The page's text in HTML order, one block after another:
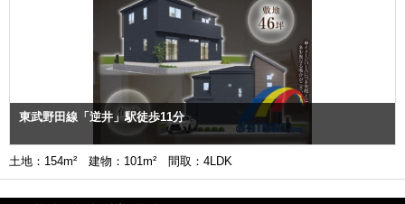
東武野田線「逆井」駅徒歩11分
土地：154m² 建物：101m² 間取：4LDK